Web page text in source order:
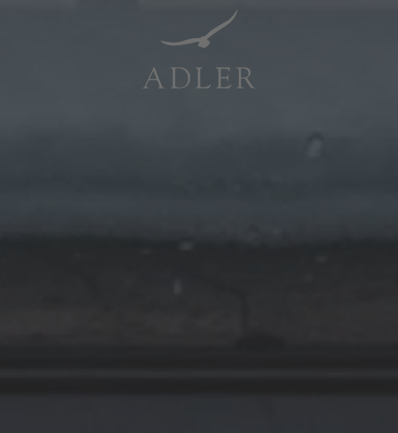
Resorts & Retreats